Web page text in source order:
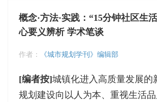
概念·方法·实践：“15分钟社区生
心要义辨析 学术笔谈
作者： 《城市规划学刊》编辑部
[编者按]城镇化进入高质量发展的
规划建设向以人为本、重视生活